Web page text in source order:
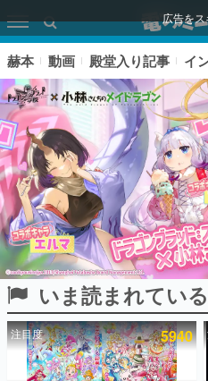
広告を
ピックアップ
電ファミのいま読まれている記事
赫本 動画 殿堂入り記事 イ
いま読まれてい
注目度 5940